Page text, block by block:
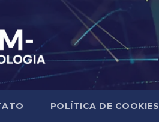
POLÍTICA DE COOKIES